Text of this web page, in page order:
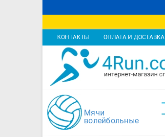
КОНТАКТЫ ОПЛАТА И ДОСТАВКА
Мячи
волейбольные